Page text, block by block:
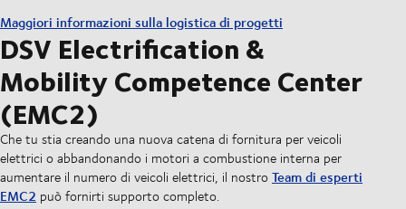
Maggiori informazioni sulla logistica di progetti
DSV Electrification &
Mobility Competence Center
(EMC2)
Che tu stia creando una nuova catena di fornitura per veicoli
elettrici o abbandonando i motori a combustione interna per
aumentare il numero di veicoli elettrici, il nostroTeam di esperti
EMC2 può fornirti supporto completo.